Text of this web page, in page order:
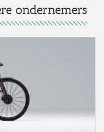
ondernemers